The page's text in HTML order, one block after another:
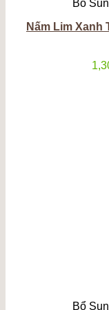
Bổ
Nấm Lim Xanh
Bổ